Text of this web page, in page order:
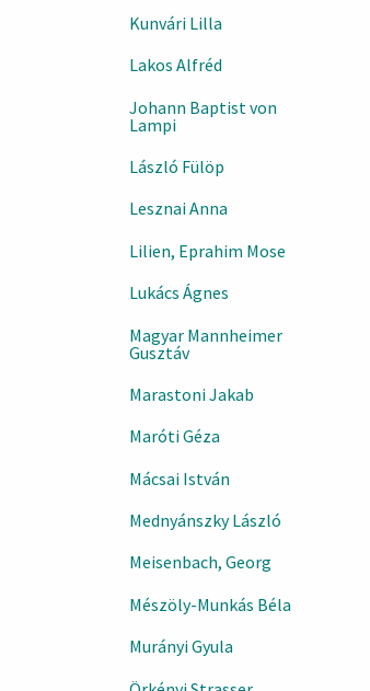
Kunvári Lilla
Lakos Alfréd
Johann Baptist von
Lampi
László Fülöp
Lesznai Anna
Lilien, Eprahim Mose
Lukács Ágnes
Magyar Mannheimer
Gusztáv
Marastoni Jakab
Maróti Géza
Mácsai István
Mednyánszky László
Meisenbach, Georg
Mészöly-Munkás Béla
Murányi Gyula